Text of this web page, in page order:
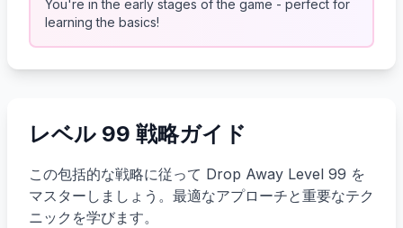
You're in the early stages of the game - perfect for
learning the basics!
レベル 99 戦略ガイド
この包括的な戦略に従って Drop Away Level 99 を
マスターしましょう。最適なアプローチと重要なテク
ニックを学びます。